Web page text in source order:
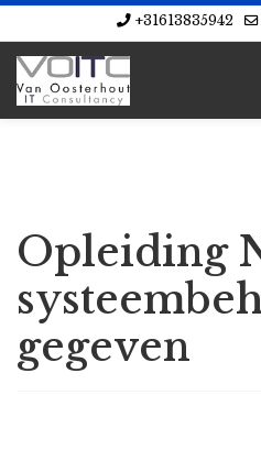
+31613835942
Opleiding
gegeven